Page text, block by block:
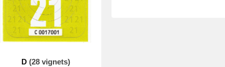
D (28 vignets)